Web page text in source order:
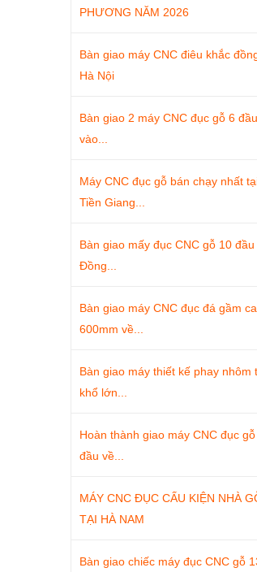
PHƯƠNG NĂM 2026
Bàn giao máy CNC điêu khắc
Hà Nội
Bàn giao 2 máy CNC đục gỗ 6 đầu
vào...
Máy CNC đục gỗ bán chạy nhất
Tiền Giang...
Bàn giao mấy đục CNC gỗ 10 đầu
Đồng...
Bàn giao máy CNC đục đá gầm
600mm về...
Bàn giao máy thiết kế phay nhôm
khổ lớn...
Hoàn thành giao máy CNC đục
đầu về...
MÁY CNC ĐỤC CẤU KIỆN NHÀ
TẠI HÀ NAM
Bàn giao chiếc máy đục CNC gỗ